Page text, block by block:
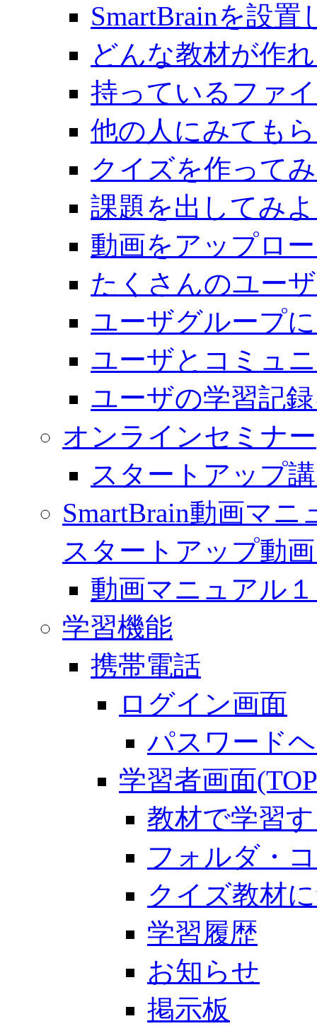
SmartBrainを設置
どんな教材が作
持っているファ
他の人にみても
クイズを作って
課題を出してみ
動画をアップロ
たくさんのユー
ユーザグループ
ユーザとコミュ
ユーザの学習記
オンラインセミナー
スタートアップ
SmartBrain動画マ
スタートアップ動
動画マニュアル
学習機能
携帯電話
ログイン画面
パスワード
学習者画面
教材で学習
フォルダ・
クイズ教材
学習履歴
お知らせ
掲示板